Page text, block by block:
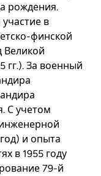
рождения.
в
финской
Великой
гг.). За военный
С учетом
и опыта
в 1955 году
79-й